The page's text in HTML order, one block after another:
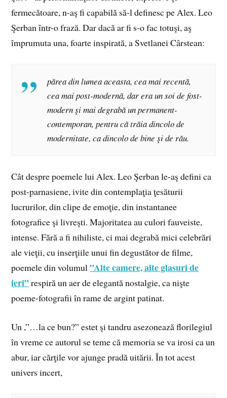
fermecătoare, n-aş fi capabilă să-l definesc pe Alex. Leo
Şerban într-o frază. Dar dacă ar fi s-o fac totuşi, aş
împrumuta una, foarte inspirată, a Svetlanei Cârstean:
părea din lumea aceasta, cea mai recentă,
cea mai post-modernă, dar era un soi de fost-
modern şi mai degrabă un permanent-
contemporan, pentru că trăia dincolo de
modernitate, ca dincolo de bine şi de rău.
Cât despre poemele lui Alex. Leo Şerban le-aş defini ca
post-parnasiene, ivite din contemplaţia ţesăturii
lucrurilor, din clipe de emoţie, din instantanee
fotografice şi livreşti. Majoritatea au culori fauveiste,
intense. Fără a fi nihiliste, ci mai degrabă mici celebrări
ale vieţii, cu inserţiile unui fin degustător de filme,
poemele din volumul”Alte camere, alte glasuri de
ieri”respiră un aer de elegantă nostalgie, ca nişte
poeme-fotografii în rame de argint patinat.
Un ,”…la ce bun?” estet şi tandru asezonează florilegiul
în vreme ce autorul se teme că memoria se va irosi ca un
abur, iar cărţile vor ajunge pradă uitării. În tot acest
univers incert,